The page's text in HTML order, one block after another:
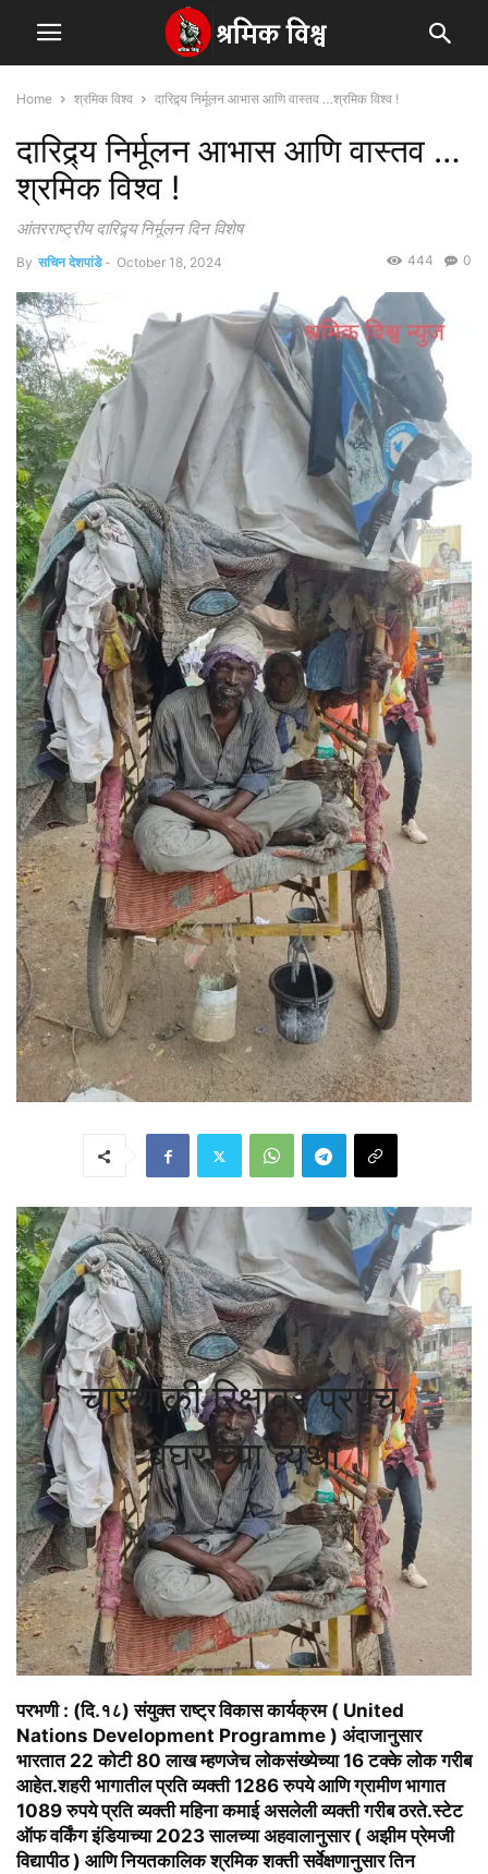
Home श्रमिक विश्व दारिद्र्य निर्मूलन आभास आणि वास्तव …श्रमिक विश्व !
दारिद्र्य निर्मूलन आभास आणि वास्तव …
श्रमिक विश्व !
आंतरराष्ट्रीय दारिद्र्य निर्मूलन दिन विशेष
By सचिन देशपांडे - October 18, 2024 0
444
चारचाकी रिक्षावर प्रपंच,
बेघरांच्या व्यथा
परभणी: (दि.१८) संयुक्त राष्ट्र विकास कार्यक्रम ( United
Nations Development Programme ) अंदाजानुसार
भारतात 22 कोटी 80 लाख म्हणजेच लोकसंख्येच्या 16 टक्के लोक गरीब
आहेत.शहरी भागातील प्रति व्यक्ती 1286 रुपये आणि ग्रामीण भागात
1089 रुपये प्रति व्यक्ती महिना कमाई असलेली व्यक्ती गरीब ठरते.स्टेट
ऑफ वर्किंग इंडियाच्या 2023 सालच्या अहवालानुसार ( अझीम प्रेमजी
विद्यापीठ) आणि नियतकालिक श्रमिक शक्ती सर्वेक्षणानुसार तिन